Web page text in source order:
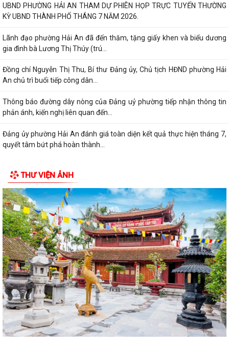
UBND PHƯỜNG HẢI AN THAM DỰ PHIÊN HỌP TRỰC TUYẾN THƯỜNG
KỲ UBND THÀNH PHỐ THÁNG 7 NĂM 2026.
Lãnh đạo phường Hải An đã đến thăm, tặng giấy khen và biểu dương
gia đình bà Lương Thị Thúy (trú...
Đồng chí Nguyễn Thị Thu, Bí thư Đảng ủy, Chủ tịch HĐND phường Hải
An chủ trì buổi tiếp công dân...
Thông báo đường dây nòng của Đảng uỷ phường tiếp nhận thông tin
phản ánh, kiến nghị liên quan đến...
Đảng ủy phường Hải An đánh giá toàn diện kết quả thực hiện tháng 7,
quyết tâm bứt phá hoàn thành...
An chủ trì buổi tiếp công dân...
ĐIỂM CẦU PHƯỜNG HẢI AN THAM GIA HỘI NGHỊ TOÀN QUỐC QUÁN
TRIỆT, TRIỂN KHAI THỰC HIỆN NGHỊ QUYẾT HỘI...
THÔNG BÁO Về việc lựa chọn tổ chức đấu giá tài sản.
Thực hiện chế độ báo cáo hoạt động đầu tư trên Hệ thống thông tin về
giám sát, đánh giá đầu tư
QUYẾT ĐỊNH Phê duyệt phương án đấu giá quyền sử dụng đất đối với
76 lô đất thuộc 03 ô đất N3, N5,...
50 SUẤT QUÀ ĐƯỢC TẬP ĐOÀN BABEENI TRAO TẶNG TỚI GIA ĐÌNH
CHÍNH SÁCH, NGƯỜI CÓ CÔNG PHƯỜNG HẢI AN
THƯ VIỆN ẢNH